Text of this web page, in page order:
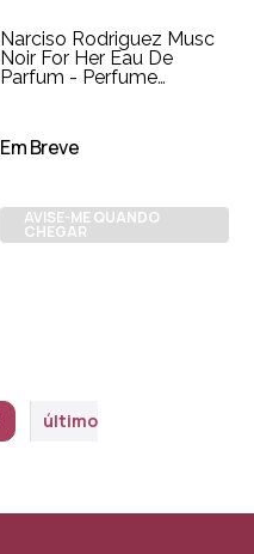
Narciso Rodriguez Musc
Noir For Her Eau De
Parfum - Perfume
Em Breve
AVISE-ME QUANDO
CHEGAR
último